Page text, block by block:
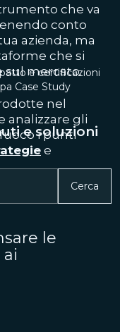
e certificazioni
Case Study
e soluzioni
Cerca
che va
conto
azienda, ma
che si
sul mercato.
nel
analizzare gli
i punti
e
le